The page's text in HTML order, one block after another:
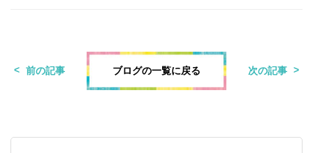
前の記事 ブログの一覧に戻る 次の記事